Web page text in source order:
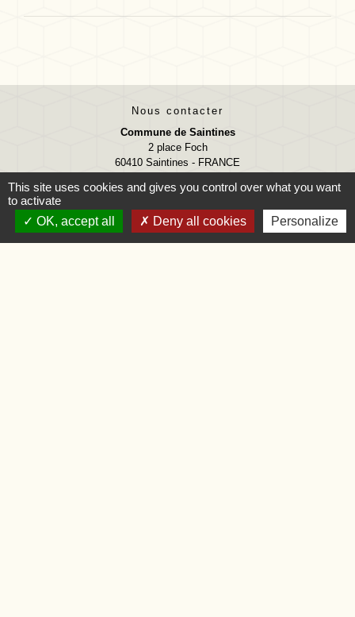
Nous contacter
Commune de Saintines
2 place Foch
60410 Saintines - FRANCE
Accueil téléphonique
This site uses cookies and gives you control over what you want
to activate
OK, accept all
Deny all cookies Personalize